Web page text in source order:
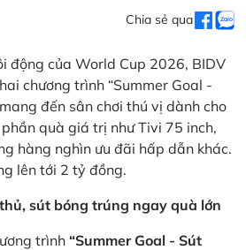
Chia sẻ qua
động của World Cup 2026, BIDV
chương trình “Summer Goal -
đến sân chơi thú vị dành cho
quà giá trị như Tivi 75 inch,
hàng nghìn ưu đãi hấp dẫn khác.
lên tới 2 tỷ đồng.
sút bóng trúng ngay quà lớn
trình “Summer Goal - Sút